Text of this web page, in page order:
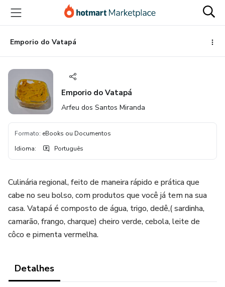
para
conteúdo
principal
para
pagamento
para
rodapé
Emporio do Vatapá
Emporio do Vatapá
Arfeu dos Santos Miranda
Formato: eBooks ou Documentos
Idioma: Português
Culinária regional, feito de maneira rápido e prática que
cabe no seu bolso, com produtos que você já tem na sua
casa. Vatapá é composto de água, trigo, dedê,( sardinha,
camarão, frango, charque) cheiro verde, cebola, leite de
côco e pimenta vermelha.
Detalhes